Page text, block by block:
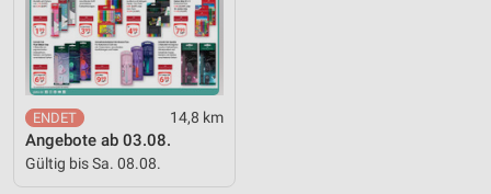
14,8 km
Angebote ab 03.08.
Gültig bis Sa. 08.08.
Erstellung von Profilen für personalisierte
Werbung
Verwendung von Profilen zur Auswahl
personalisierter Werbung
Erstellung von Profilen zur Personalisierung
von Inhalten